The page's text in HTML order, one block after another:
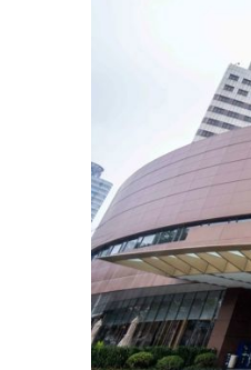
1.02% 深证成